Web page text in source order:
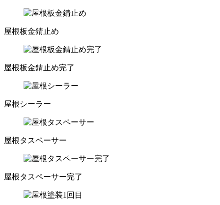
屋根板金錆止め
屋根板金錆止め完了
屋根シーラー
屋根タスペーサー
屋根タスペーサー完了